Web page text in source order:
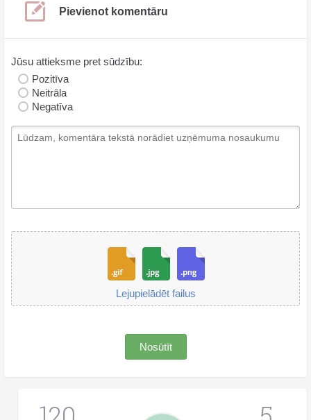
Pievienot komentāru
Jūsu attieksme pret sūdzību:
Pozitīva
Neitrāla
Negatīva
Lejupielādēt failus
Nosūtīt